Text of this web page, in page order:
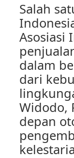
Salah
Asosiasi
dalam
dari
Widodo,
depan